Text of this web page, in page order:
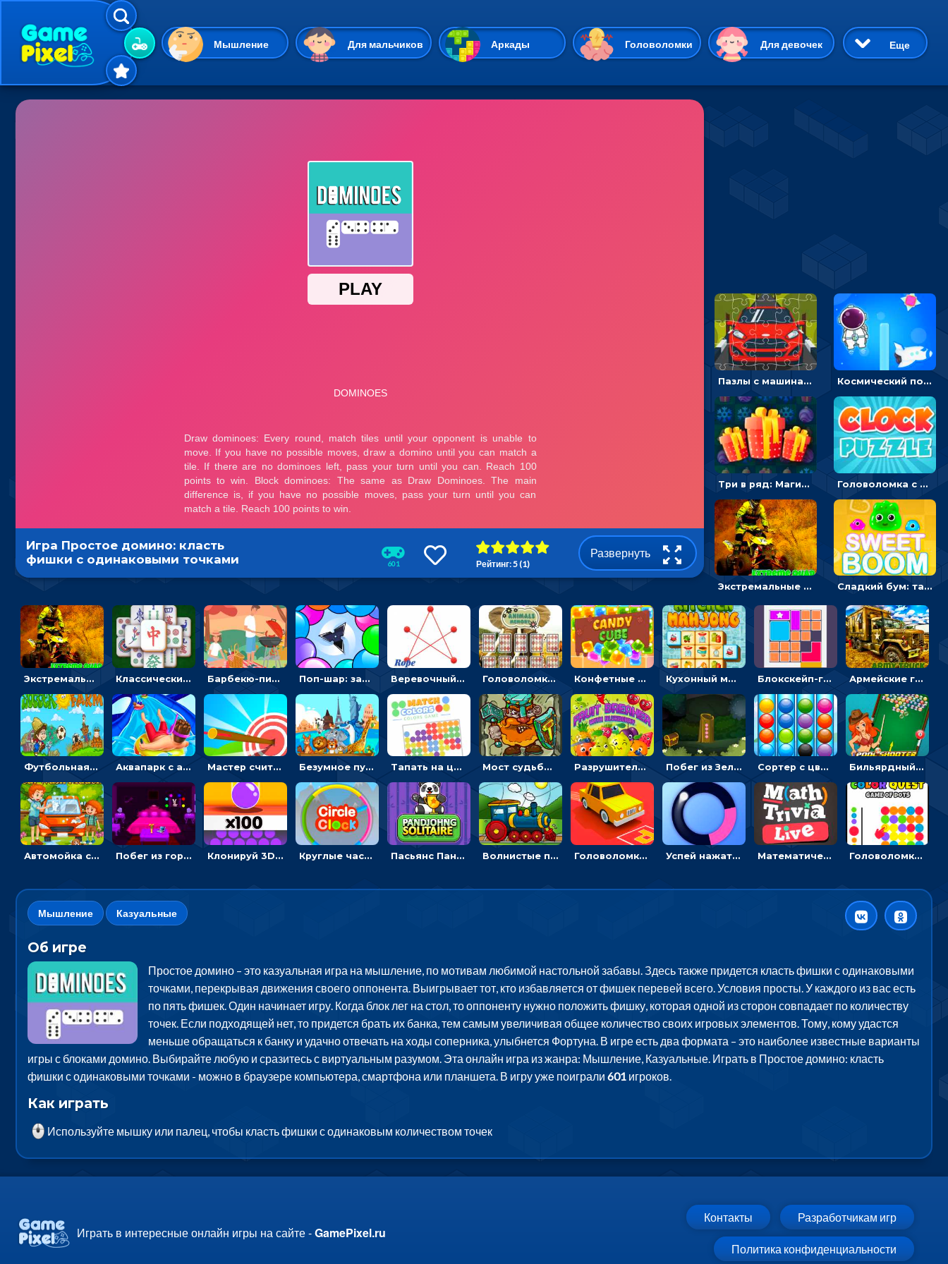
Мышление Для мальчиков Аркады Головоломки Для девочек
Гиперказуальные Казуальные Веселые 3D Приключения
Unity
Симуляторы
Пасьянс
Еще
Пазлы с машинами Форд: собирать картинки и открывать новые Космический побег: двигать космонавта, чтобы попасть к кораблю
Три в ряд: Магические рождественские драгоценности Головоломка с часами для детей: читать время по циферблату
Экстремальные пазлы с квадроциклами: собирать крутые тачки Сладкий бум: тапнуть, чтобы взорвать желейки - головоломка
Игра Простое домино: класть
фишки с одинаковыми точками
601 Рейтинг: 5 (1)
Развернуть
Экстремальные пазлы с квадроциклами: собирать крутые тачки Классический маджонг на время: находить пары одинаковых плиток, чтобы расчищать поле Барбекю-пикник: искать скрытые предметы на картинках - головоломка Поп-шар: запускать колючку, чтобы лопать воздушные шарики Веревочный мастер: двигай узелки и развязывай их Головоломка с животными: переворачивать карточки, чтобы находить пару Конфетные кубики: двигать сладости в сторону, чтобы стрелять по целям Кухонный маджонг: соединять пары посуды и расчищать поле Блокскейп-головоломка: двигать блоки, чтобы достать элемент со звездой Армейские грузовики в пазлах: собери военную машину
Футбольная ферма: бей по мячу, чтобы забивать в ворота и ловить звезды Аквапарк с акулами: жми, чтобы лететь к финишу по волнам Мастер считать стрелы: увеличивать запас, чтобы поразить больше целей Безумное путешествие друзей по миру: собирать пазлы из фото с животными Тапать на цветные точки, чтобы взрывать одинаковые - три в ряд Мост судьбы: прыгать по платформам и бить молотом орков Разрушитель фруктов: стрелять ягодами по ананасам Побег из Зеленого парка: решай ребусы, чтобы выбраться на свободу Сортер с цветными шариками: размещать в колбах по цвету Бильярдный пул: стрелять шариками, чтобы взрывать одинаковые
Автомойка со скрытыми звездами: ищи на время Побег из горной деревни: решай головоломки, чтобы открыть ворота Клонируй 3D шарики и сливай их в воронку Круглые часы: ловить цветную стрелку в одинаковом участке циферблата Пасьянс Панджонг: собирать карты по порядку, чтобы очистить поле Волнистые пазлы с транспортом: собирай картинку из частей Головоломка Парк-стоянка: рисовать линии, чтобы парковать машины Успей нажать: кликай, чтобы попасть в цветной сектор круга Математическая викторина мультиплеер: решать примеры на время Головоломка Цветной квест: тапай по цветным точкам и перекрашивай поле
Мышление Казуальные
Об игре
Простое домино – это казуальная игра на мышление, по мотивам любимой настольной забавы. Здесь также придется класть фишки с одинаковыми
точками, перекрывая движения своего оппонента. Выигрывает тот, кто избавляется от фишек перевей всего. Условия просты. У каждого из вас есть
по пять фишек. Один начинает игру. Когда блок лег на стол, то оппоненту нужно положить фишку, которая одной из сторон совпадает по количеству
точек. Если подходящей нет, то придется брать их банка, тем самым увеличивая общее количество своих игровых элементов. Тому, кому удастся
меньше обращаться к банку и удачно отвечать на ходы соперника, улыбнется Фортуна. В игре есть два формата – это наиболее известные варианты
игры с блоками домино. Выбирайте любую и сразитесь с виртуальным разумом. Эта онлайн игра из жанра: Мышление, Казуальные. Играть в Простое домино: класть
фишки с одинаковыми точками - можно в браузере компьютера, смартфона или планшета. В игру уже поиграли 601 игроков.
Как играть
Используйте мышку или палец, чтобы класть фишки с одинаковым количеством точек
Играть в интересные онлайн игры на сайте -GamePixel.ru
Контакты Разработчикам игр
Политика конфиденциальности